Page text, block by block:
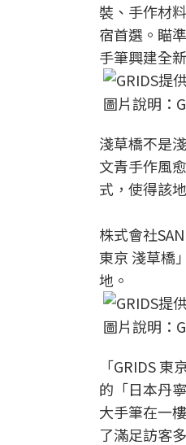
裝、手作材
宿首選。瞄
手筆興建全
圖片說明：
淺草橋不是
文青手作風
式，使得該
株式會社
東京 淺草橋
地。
圖片說明：
「GRIDS
的「日本丹
大手筆在一
了滿足訪客